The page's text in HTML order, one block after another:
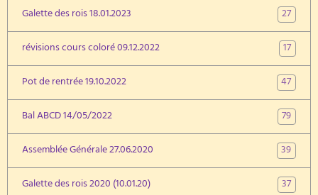
Galette des rois 18.01.2023
27
révisions cours coloré 09.12.2022
17
Pot de rentrée 19.10.2022
47
Bal ABCD 14/05/2022
79
Assemblée Générale 27.06.2020
39
Galette des rois 2020 (10.01.20)
37